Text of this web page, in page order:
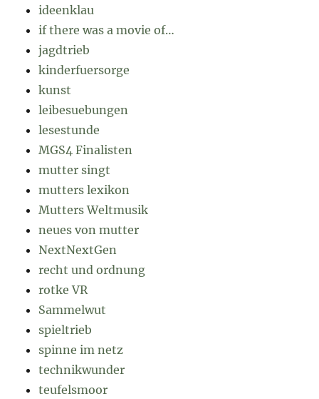
ideenklau
if there was a movie of…
jagdtrieb
kinderfuersorge
kunst
leibesuebungen
lesestunde
MGS4 Finalisten
mutter singt
mutters lexikon
Mutters Weltmusik
neues von mutter
NextNextGen
recht und ordnung
rotke VR
Sammelwut
spieltrieb
spinne im netz
technikwunder
teufelsmoor